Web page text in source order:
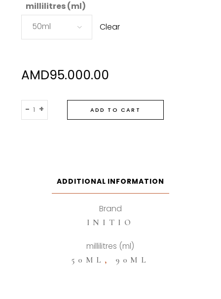
millilitres (ml)
50ml
Clear
AMD95.000.00
Initio
Musk
- + ADD TO CART
ADDITIONAL INFORMATION
Brand
INITIO
millilitres (ml)
50ML , 90ML